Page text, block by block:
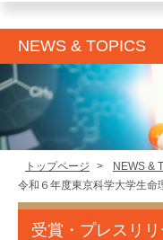
NEWS & TOPICS
トップページ > NEWS &
令和６年度東京科学大学生
受賞・プレスリリ